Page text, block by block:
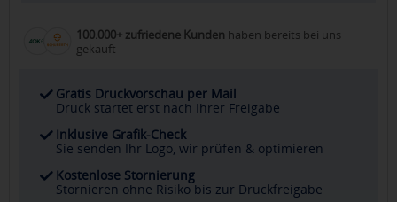
100.000+ zufriedene Kunden haben bereits bei uns
gekauft
Gratis Druckvorschau per Mail
Druck startet erst nach Ihrer Freigabe
Inklusive Grafik-Check
Sie senden Ihr Logo, wir prüfen & optimieren
Kostenlose Stornierung
Stornieren ohne Risiko bis zur Druckfreigabe